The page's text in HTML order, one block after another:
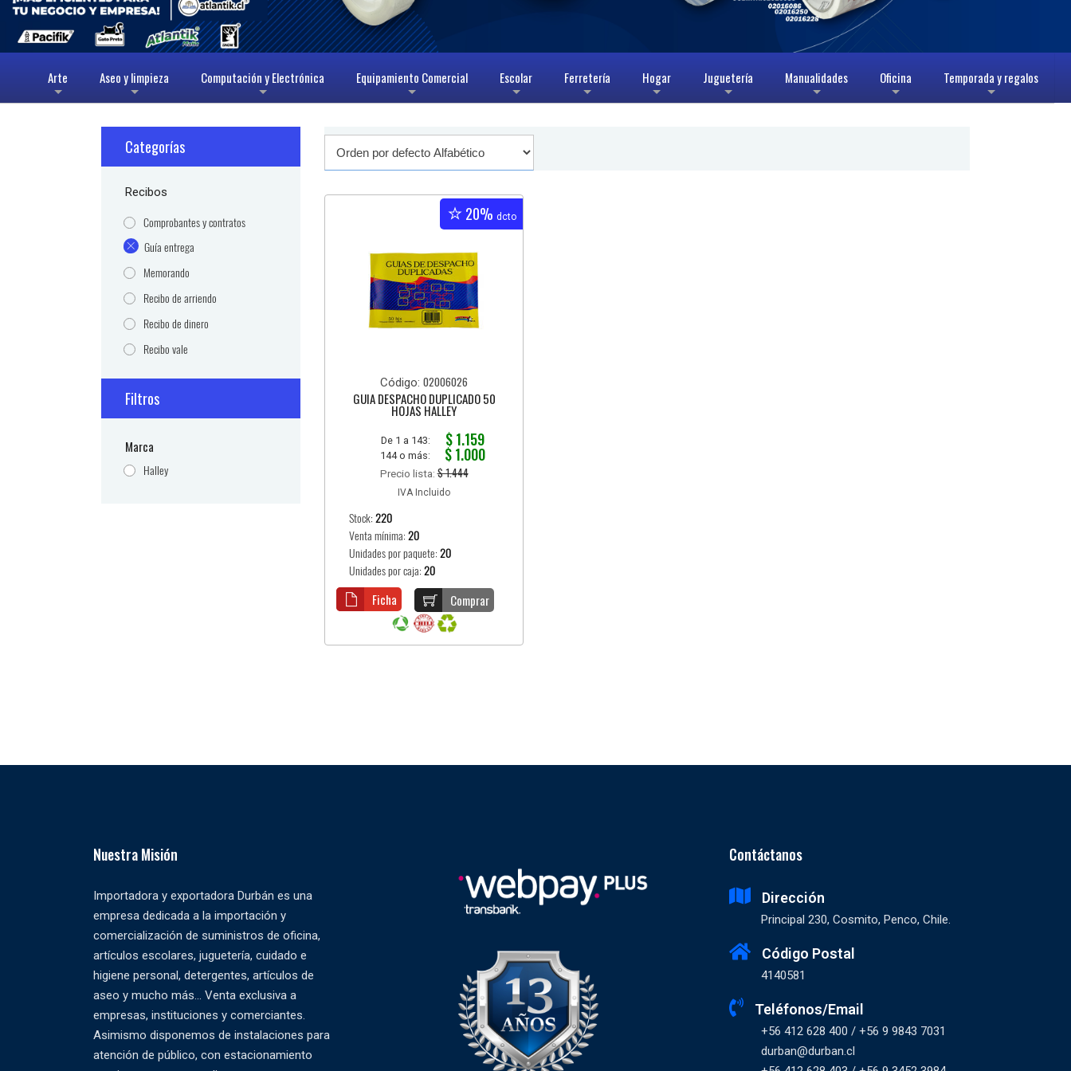
+
Arte
+
Aseo y limpieza
+
Computación y Electrónica
+
Equipamiento Comercial
+
Escolar
+
Ferretería
+
Hogar
+
Juguetería
+
Manualidades
+
Oficina
+
Temporada y regalos
Categorías
Recibos
Comprobantes y contratos
Guía entrega
Memorando
Recibo de arriendo
Recibo de dinero
Recibo vale
Filtros
Marca
Halley
20% dcto
Código:02006026
GUIA DESPACHO DUPLICADO 50
HOJAS HALLEY
De 1 a 143: $ 1.159
144 o más: $ 1.000
Precio lista:$ 1.444
IVA Incluido
Stock:220
Venta mínima:20
Unidades por paquete:20
Unidades por caja:20
Comprar
Ficha
Nuestra Misión
Importadora y exportadora Durbán es una
empresa dedicada a la importación y
comercialización de suministros de oficina,
artículos escolares, juguetería, cuidado e
higiene personal, detergentes, artículos de
aseo y mucho más... Venta exclusiva a
empresas, instituciones y comerciantes.
Asimismo disponemos de instalaciones para
atención de público, con estacionamiento
Contáctanos
Dirección
Principal 230, Cosmito, Penco, Chile.
Código Postal
4140581
Teléfonos/Email
+56 412 628 400 / +56 9 9843 7031
durban@durban.cl